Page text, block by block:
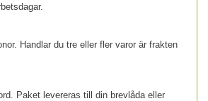
Handlar du tre eller fler varor är frakten
Paket levereras till din brevlåda eller